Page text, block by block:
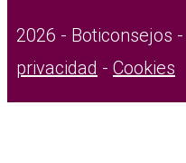
2026 - Boticonsejos -
privacidad - Cookies